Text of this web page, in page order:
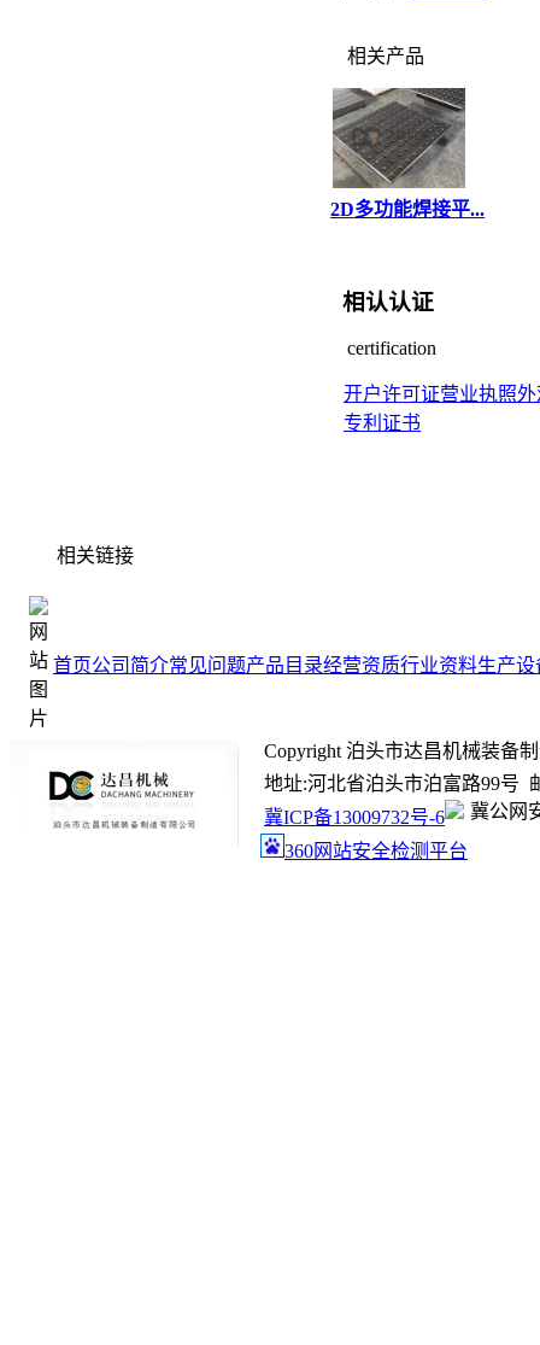
相关产品
2D多功能焊接平...
相认认证
certification
开户许可证营业执照外
专利证书
相关链接
首页公司简介常见问题产品目录经营资质行业资料生产设
Copyright 泊头市达昌机械装备
地址:河北省泊头市泊富路99号
冀ICP备13009732号-6
冀公网
360网站安全检测平台